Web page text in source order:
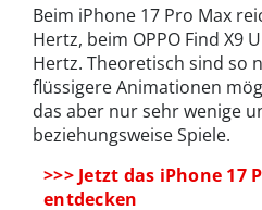
Beim iPhone 17 Pro Max
Hertz, beim OPPO Find X9
Hertz. Theoretisch sind so
flüssigere Animationen
das aber nur sehr wenige
beziehungsweise Spiele.
>>> Jetzt das iPhone 17
entdecken